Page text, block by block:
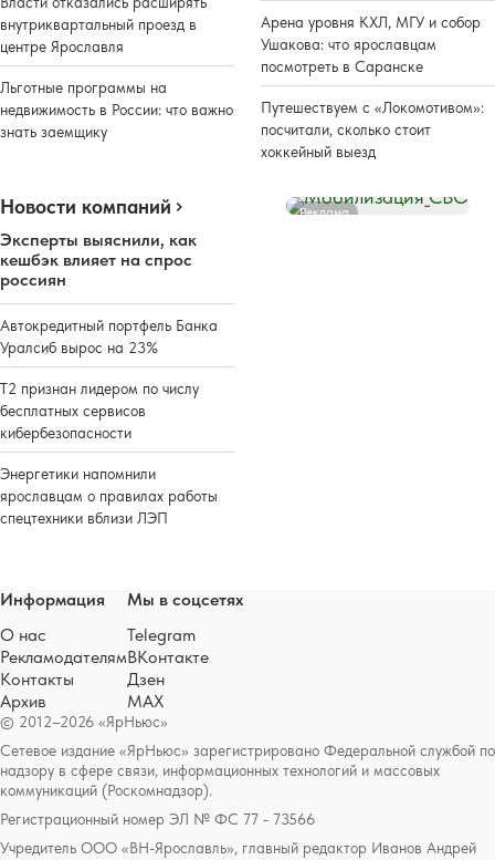
внутриквартальный проезд в
центре Ярославля
Льготные программы на
недвижимость в России: что важно
знать заемщику
Арена уровня КХЛ, МГУ и собор
Ушакова: что ярославцам
посмотреть в Саранске
Путешествуем с «Локомотивом»:
посчитали, сколько стоит
хоккейный выезд
Новости компаний
Эксперты выяснили, как
кешбэк влияет на спрос
россиян
Автокредитный портфель Банка
Уралсиб вырос на 23%
Т2 признан лидером по числу
бесплатных сервисов
кибербезопасности
Энергетики напомнили
ярославцам о правилах работы
спецтехники вблизи ЛЭП
Реклама
© 2012–2026 «ЯрНьюс»
Сетевое издание «ЯрНьюс» зарегистрировано Федеральной службой по
надзору в сфере связи, информационных технологий и массовых
коммуникаций (Роскомнадзор).
Регистрационный номер ЭЛ № ФС 77 - 73566
Учредитель ООО «ВН-Ярославль», главный редактор Иванов Андрей
Информация
О нас
Рекламодателям
Контакты
Архив
Мы в соцсетях
Telegram
ВКонтакте
Дзен
MAX